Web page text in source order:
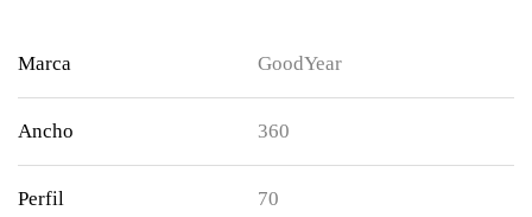
Marca GoodYear
Ancho 360
Perfil 70